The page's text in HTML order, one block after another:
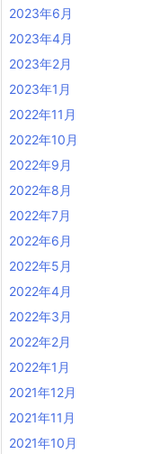
2023年6月
2023年4月
2023年2月
2023年1月
2022年11月
2022年10月
2022年9月
2022年8月
2022年7月
2022年6月
2022年5月
2022年4月
2022年3月
2022年2月
2022年1月
2021年12月
2021年11月
2021年10月